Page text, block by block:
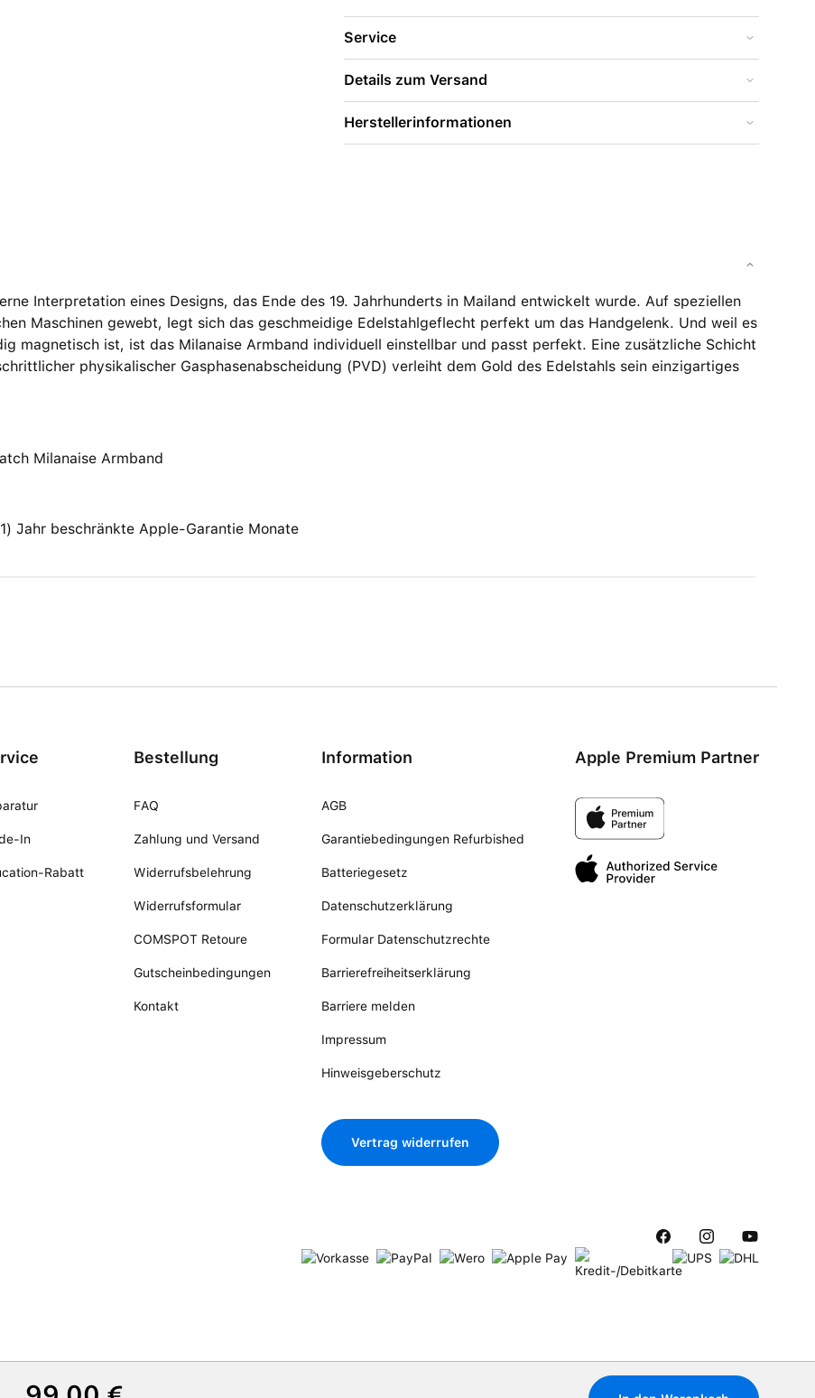
Regulärer Preis:
Service
Details zum Versand
Herstellerinformationen
Interpretation eines Designs, das Ende des 19. Jahrhunderts in Mailand entwickelt wurde. Auf speziellen
Maschinen gewebt, legt sich das geschmeidige Edelstahlgeflecht perfekt um das Handgelenk. Und weil es
magnetisch ist, ist das Milanaise Armband individuell einstellbar und passt perfekt. Eine zusätzliche Schicht
physikalischer Gasphasenabscheidung (PVD) verleiht dem Gold des Edelstahls sein einzigartiges
Milanaise Armband
Jahr beschränkte Apple-Garantie Monate
In
Rabatt
Bestellung
FAQ
Zahlung und Versand
Widerrufsbelehrung
Widerrufsformular
COMSPOT Retoure
Gutscheinbedingungen
Kontakt
Information
AGB
Garantiebedingungen Refurbished
Batteriegesetz
Datenschutzerklärung
Formular Datenschutzrechte
Barrierefreiheitserklärung
Barriere melden
Impressum
Hinweisgeberschutz
Vertrag widerrufen
Apple Premium Partner